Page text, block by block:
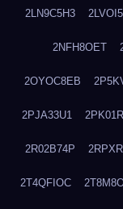
2LN9C5H3
2NFH8OET
2OYOC8EB
2PJA33U1
2R02B74P
2T4QFIOC